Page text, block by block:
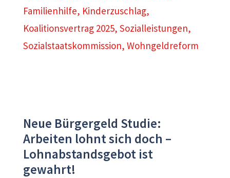
Familienhilfe, Kinderzuschlag,
Koalitionsvertrag 2025, Sozialleistungen,
Sozialstaatskommission, Wohngeldreform
Neue Bürgergeld Studie:
Arbeiten lohnt sich doch –
Lohnabstandsgebot ist
gewahrt!